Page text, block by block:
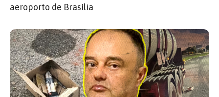
aeroporto de Brasília